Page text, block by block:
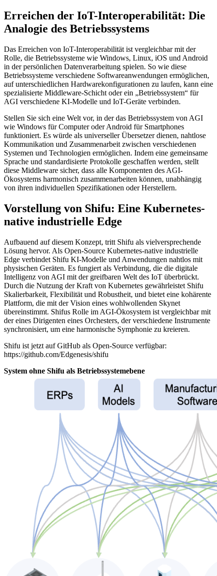
Erreichen der IoT-Interoperabilität: Die
Analogie des Betriebssystems
Das Erreichen von IoT-Interoperabilität ist vergleichbar mit der
Rolle, die Betriebssysteme wie Windows, Linux, iOS und Android
in der persönlichen Datenverarbeitung spielen. So wie diese
Betriebssysteme verschiedene Softwareanwendungen ermöglichen,
auf unterschiedlichen Hardwarekonfigurationen zu laufen, kann eine
spezialisierte Middleware-Schicht oder ein „Betriebssystem“ für
AGI verschiedene KI-Modelle und IoT-Geräte verbinden.
Stellen Sie sich eine Welt vor, in der das Betriebssystem von AGI
wie Windows für Computer oder Android für Smartphones
funktioniert. Es würde als universeller Übersetzer dienen, nahtlose
Kommunikation und Zusammenarbeit zwischen verschiedenen
Systemen und Technologien ermöglichen. Indem eine gemeinsame
Sprache und standardisierte Protokolle geschaffen werden, stellt
diese Middleware sicher, dass alle Komponenten des AGI-
Ökosystems harmonisch zusammenarbeiten können, unabhängig
von ihren individuellen Spezifikationen oder Herstellern.
Vorstellung von Shifu: Eine Kubernetes-
native industrielle Edge
Aufbauend auf diesem Konzept, tritt Shifu als vielversprechende
Lösung hervor. Als Open-Source Kubernetes-native industrielle
Edge verbindet Shifu KI-Modelle und Anwendungen nahtlos mit
physischen Geräten. Es fungiert als Verbindung, die die digitale
Intelligenz von AGI mit der greifbaren Welt des IoT überbrückt.
Durch die Nutzung der Kraft von Kubernetes gewährleistet Shifu
Skalierbarkeit, Flexibilität und Robustheit, und bietet eine kohärente
Plattform, die mit der Vision eines wohlwollenden Skynet
übereinstimmt. Shifus Rolle im AGI-Ökosystem ist vergleichbar mit
der eines Dirigenten eines Orchesters, der verschiedene Instrumente
synchronisiert, um eine harmonische Symphonie zu kreieren.
Shifu ist jetzt auf GitHub als Open-Source verfügbar:
https://github.com/Edgenesis/shifu
System ohne Shifu als Betriebssystemebene